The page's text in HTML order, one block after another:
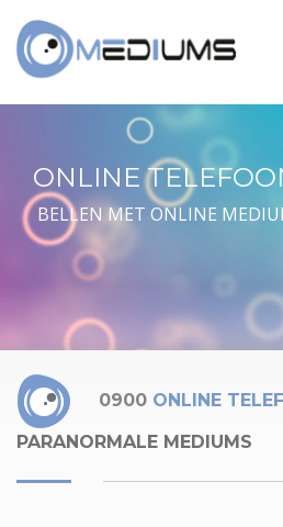
ONLINE
BELLEN MET ONLINE
0900 ONLINE
PARANORMALE MEDIUMS